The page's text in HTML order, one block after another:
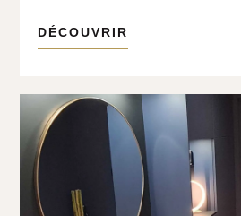
DÉCOUVRIR